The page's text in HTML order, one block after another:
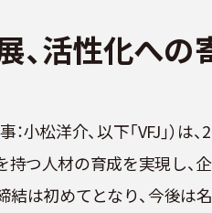
、活性化への
小松洋介、以下「VFJ」
持つ人材の育成を実現し
結は初めてとなり、今後